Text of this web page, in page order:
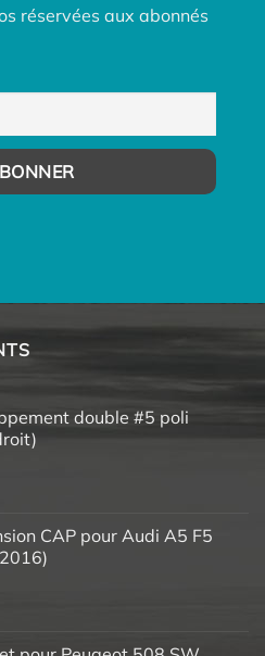
réservées aux abonnés
double #5 poli
CAP pour Audi A5 F5